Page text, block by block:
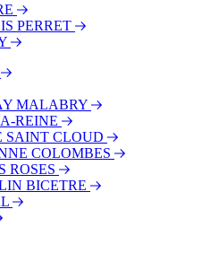
PERRET
MALABRY
REINE
SAINT CLOUD
COLOMBES
ROSES
BICETRE